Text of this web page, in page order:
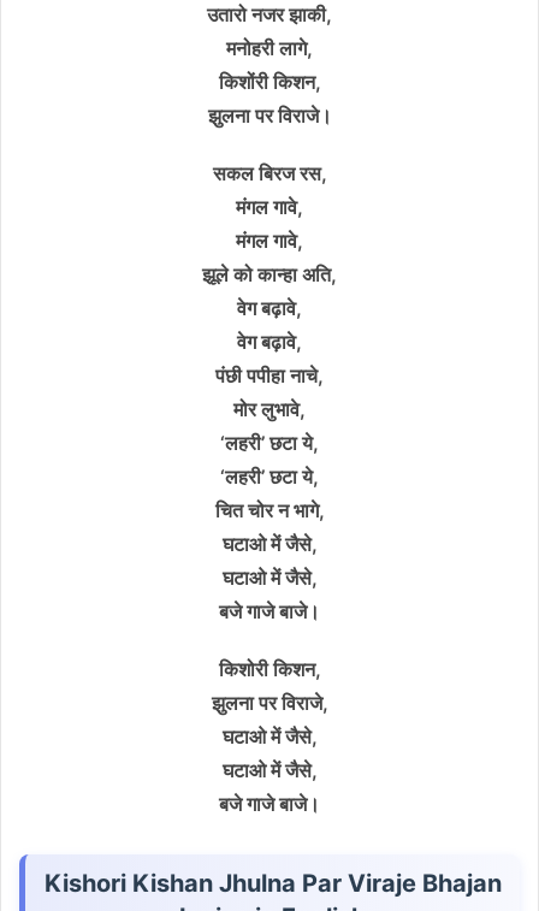
उतारो नजर झाकी,
मनोहरी लागे,
किशोंरी किशन,
झुलना पर विराजे।
सकल बिरज रस,
मंगल गावे,
मंगल गावे,
झूले को कान्हा अति,
वेग बढ़ावे,
वेग बढ़ावे,
पंछी पपीहा नाचे,
मोर लुभावे,
‘लहरी’ छटा ये,
‘लहरी’ छटा ये,
चित चोर न भागे,
घटाओ में जैसे,
घटाओ में जैसे,
बजे गाजे बाजे।
किशोरी किशन,
झुलना पर विराजे,
घटाओ में जैसे,
घटाओ में जैसे,
बजे गाजे बाजे।
Kishori Kishan Jhulna Par Viraje Bhajan